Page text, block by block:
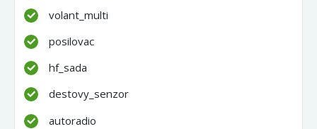
volant_multi
posilovac
hf_sada
destovy_senzor
autoradio